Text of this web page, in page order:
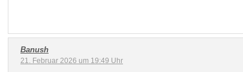
Banush
21. Februar 2026 um 19:49 Uhr